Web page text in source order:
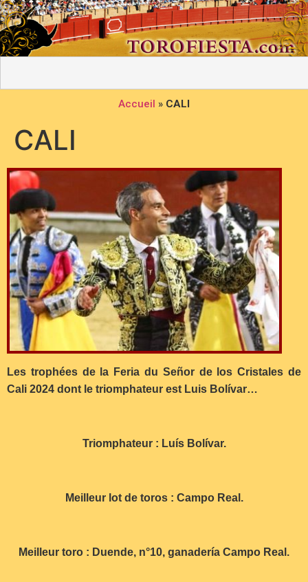
Accueil » CALI
CALI
Les trophées de la Feria du Señor de los Cristales de
Cali 2024 dont le triomphateur est Luis Bolívar…
Triomphateur : Luís Bolívar.
Meilleur lot de toros : Campo Real.
Meilleur toro : Duende, n°10, ganadería Campo Real.